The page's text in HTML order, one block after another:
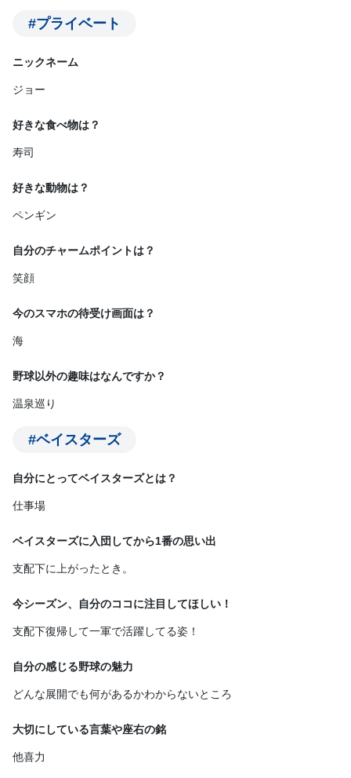
#プライベート
ニックネーム
ジョー
好きな食べ物は？
寿司
好きな動物は？
ペンギン
自分のチャームポイントは？
笑顔
今のスマホの待受け画面は？
海
野球以外の趣味はなんですか？
温泉巡り
#ベイスターズ
自分にとってベイスターズとは？
仕事場
ベイスターズに入団してから1番の思い出
支配下に上がったとき。
今シーズン、自分のココに注目してほしい！
支配下復帰して一軍で活躍してる姿！
自分の感じる野球の魅力
どんな展開でも何があるかわからないところ
大切にしている言葉や座右の銘
他喜力